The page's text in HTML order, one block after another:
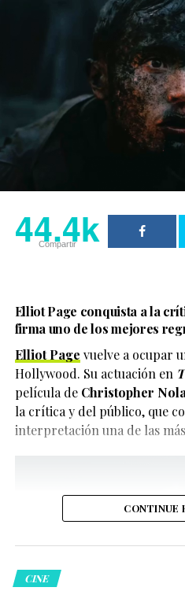
44.4k
Compartir
Elliot Page conquista a la
firma uno de los mejores
Elliot Page vuelve a ocupar
Hollywood. Su actuación en
película de Christopher
la crítica y del público, que
interpretación una de las
CONTINUE
CINE